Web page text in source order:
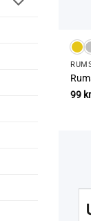
99